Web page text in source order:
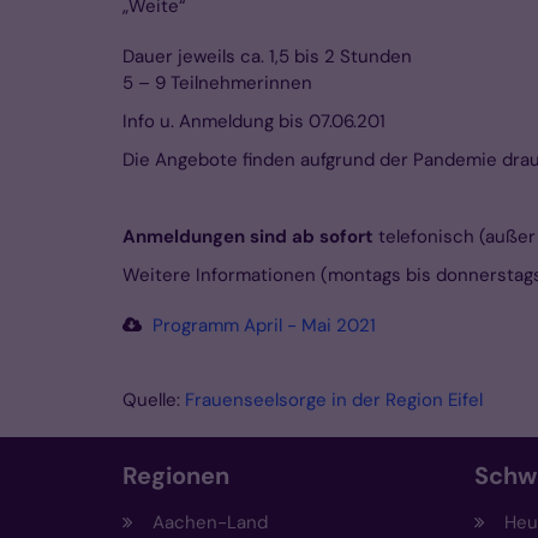
„Weite“
Dauer jeweils ca. 1,5 bis 2 Stunden
5 – 9 Teilnehmerinnen
Info u. Anmeldung bis 07.06.201
Die Angebote finden aufgrund der Pandemie
Anmeldungen sind ab sofort telefonisch (außer
Weitere Informationen (montags bis
Programm April - Mai 2021
Quelle: Frauenseelsorge in der Region Eifel
Regionen
Aachen-Land